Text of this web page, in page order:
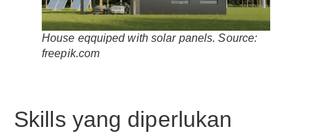
House eqquiped with solar panels. Source:
freepik.com
Skills yang diperlukan